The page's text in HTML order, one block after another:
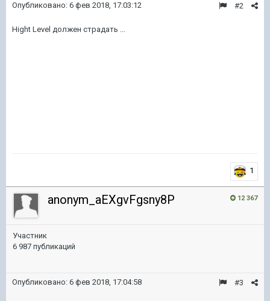
#2
Опубликовано: 6 фев 2018, 17:03:12
Hight Level должен страдать ...
1
12 367
anonym_aEXgvFgsny8P
Участник
6 987 публикаций
#3
Опубликовано: 6 фев 2018, 17:04:58